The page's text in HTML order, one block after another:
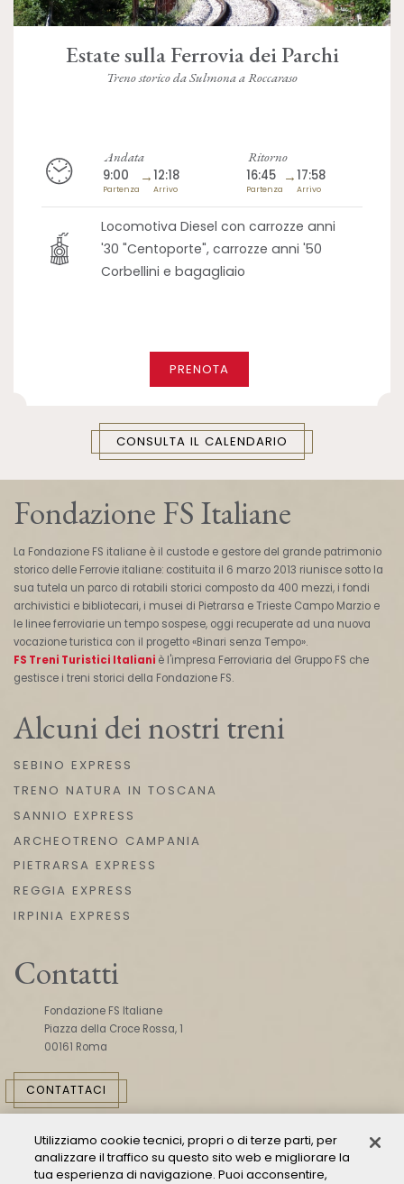
Estate sulla Ferrovia dei Parchi
Treno storico da Sulmona a Roccaraso
Andata
9:00
Partenza
→12:18
Arrivo
Ritorno
16:45
Partenza
→17:58
Arrivo
Locomotiva Diesel con carrozze anni
'30 "Centoporte", carrozze anni '50
Corbellini e bagagliaio
PRENOTA
CONSULTA IL CALENDARIO
Fondazione FS Italiane
La Fondazione FS italiane è il custode e gestore del grande patrimonio
storico delle Ferrovie italiane: costituita il 6 marzo 2013 riunisce sotto la
sua tutela un parco di rotabili storici composto da 400 mezzi, i fondi
archivistici e bibliotecari, i musei di Pietrarsa e Trieste Campo Marzio e
le linee ferroviarie un tempo sospese, oggi recuperate ad una nuova
vocazione turistica con il progetto «Binari senza Tempo».
FS Treni Turistici Italiani è l'impresa Ferroviaria del Gruppo FS che
gestisce i treni storici della Fondazione FS.
Alcuni dei nostri treni
SEBINO EXPRESS
TRENO NATURA IN TOSCANA
SANNIO EXPRESS
ARCHEOTRENO CAMPANIA
PIETRARSA EXPRESS
REGGIA EXPRESS
IRPINIA EXPRESS
Contatti
Fondazione FS Italiane
Piazza della Croce Rossa, 1
00161 Roma
CONTATTACI
Utilizziamo cookie tecnici, propri o di terze parti, per
analizzare il traffico su questo sito web e migliorare la
tua esperienza di navigazione. Puoi acconsentire,